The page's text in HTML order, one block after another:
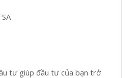
tư giúp đầu tư của bạn trở